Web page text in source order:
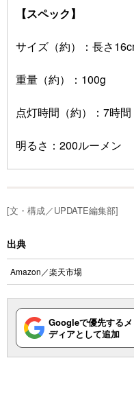
【スペック】
サイズ（約）：長さ
重量（約）：100g
点灯時間（約）：7時間
明るさ：200ルーメン
[文・構成／UPDATE編集部]
出典
Amazon ／楽天市場
Googleで優先するメ
ディアとして追加